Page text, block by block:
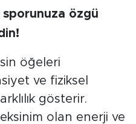
özgü
öğeleri
ve fiziksel
gösterir.
olan enerji ve